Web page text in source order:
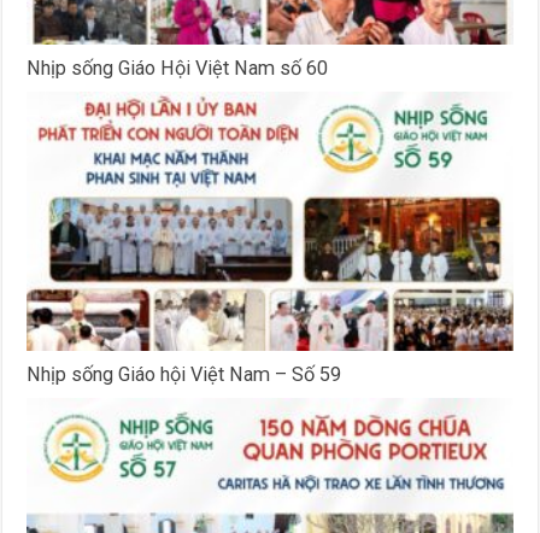
Nhịp sống Giáo Hội Việt Nam số 60
Nhịp sống Giáo hội Việt Nam – Số 59